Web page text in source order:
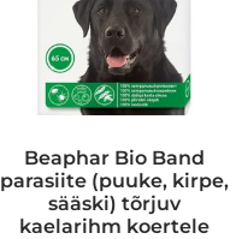
Beaphar Bio Band
parasiite (puuke, kirpe,
sääski) tõrjuv
kaelarihm koertele